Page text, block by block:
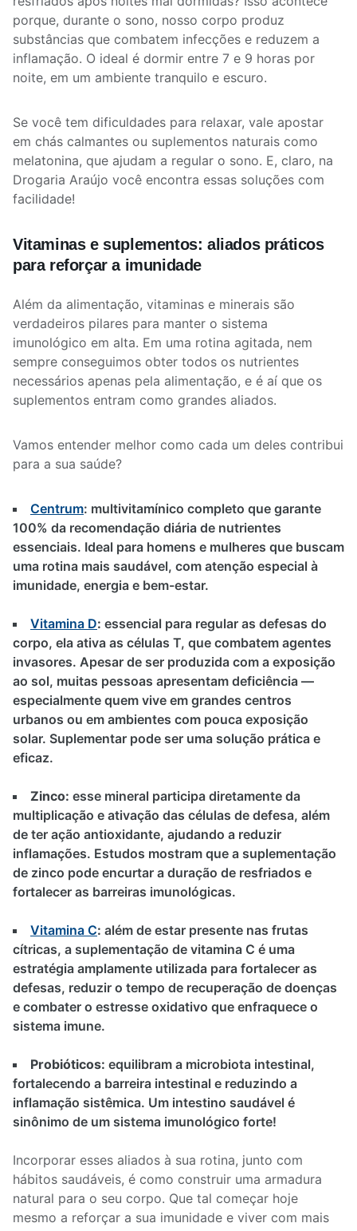
porque, durante o sono, nosso corpo produz
substâncias que combatem infecções e reduzem a
inflamação. O ideal é dormir entre 7 e 9 horas por
noite, em um ambiente tranquilo e escuro.
Se você tem dificuldades para relaxar, vale apostar
em chás calmantes ou suplementos naturais como
melatonina, que ajudam a regular o sono. E, claro, na
Drogaria Araújo você encontra essas soluções com
facilidade!
Vitaminas e suplementos: aliados práticos
para reforçar a imunidade
Além da alimentação, vitaminas e minerais são
verdadeiros pilares para manter o sistema
imunológico em alta. Em uma rotina agitada, nem
sempre conseguimos obter todos os nutrientes
necessários apenas pela alimentação, e é aí que os
suplementos entram como grandes aliados.
Vamos entender melhor como cada um deles contribui
para a sua saúde?
Centrum: multivitamínico completo que garante
100% da recomendação diária de nutrientes
essenciais. Ideal para homens e mulheres que buscam
uma rotina mais saudável, com atenção especial à
imunidade, energia e bem-estar.
Vitamina D: essencial para regular as defesas do
corpo, ela ativa as células T, que combatem agentes
invasores. Apesar de ser produzida com a exposição
ao sol, muitas pessoas apresentam deficiência —
especialmente quem vive em grandes centros
urbanos ou em ambientes com pouca exposição
solar. Suplementar pode ser uma solução prática e
eficaz.
Zinco: esse mineral participa diretamente da
multiplicação e ativação das células de defesa, além
de ter ação antioxidante, ajudando a reduzir
inflamações. Estudos mostram que a suplementação
de zinco pode encurtar a duração de resfriados e
fortalecer as barreiras imunológicas.
Vitamina C: além de estar presente nas frutas
cítricas, a suplementação de vitamina C é uma
estratégia amplamente utilizada para fortalecer as
defesas, reduzir o tempo de recuperação de doenças
e combater o estresse oxidativo que enfraquece o
sistema imune.
Probióticos: equilibram a microbiota intestinal,
fortalecendo a barreira intestinal e reduzindo a
inflamação sistêmica. Um intestino saudável é
sinônimo de um sistema imunológico forte!
Incorporar esses aliados à sua rotina, junto com
hábitos saudáveis, é como construir uma armadura
natural para o seu corpo. Que tal começar hoje
mesmo a reforçar a sua imunidade e viver com mais